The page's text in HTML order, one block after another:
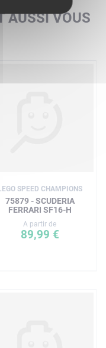
AUSSI VOUS
SPEED CHAMPIONS
75879 - SCUDERIA
FERRARI SF16-H
A partir de
89,99 €